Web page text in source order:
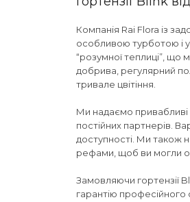
Компанія Rai Flora із
особливою турботою і
“розумної теплиці”, що
добрива, регулярний
тривале цвітіння.
Ми надаємо привабливі
постійних партнерів.
доступності. Ми також
рефами, щоб ви могли
Замовляючи гортензії
гарантію професійного